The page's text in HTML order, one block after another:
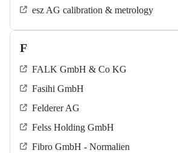
esz AG calibration & metrology
F
FALK GmbH & Co KG
Fasihi GmbH
Felderer AG
Felss Holding GmbH
Fibro GmbH - Normalien